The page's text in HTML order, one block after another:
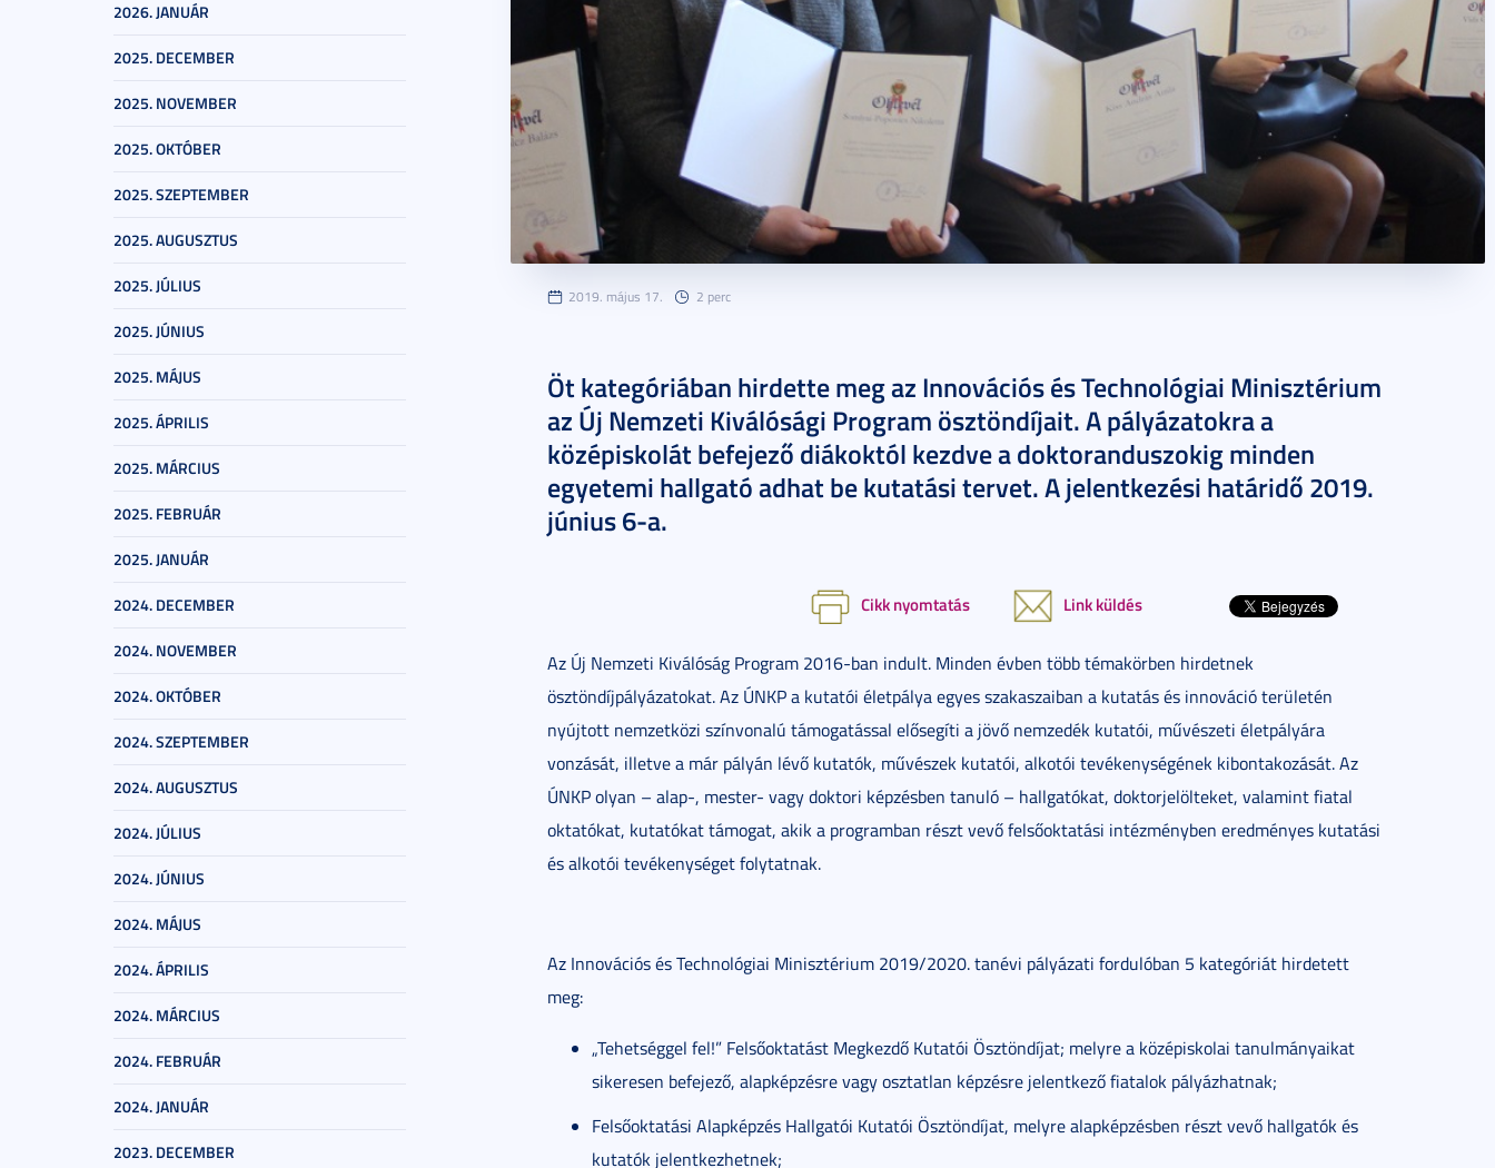
2026. JANUÁR
2025. DECEMBER
2025. NOVEMBER
2025. OKTÓBER
2025. SZEPTEMBER
2025. AUGUSZTUS
2025. JÚLIUS
2025. JÚNIUS
2025. MÁJUS
2025. ÁPRILIS
2025. MÁRCIUS
2025. FEBRUÁR
2025. JANUÁR
2024. DECEMBER
2024. NOVEMBER
2024. OKTÓBER
2024. SZEPTEMBER
2024. AUGUSZTUS
2024. JÚLIUS
2024. JÚNIUS
2024. MÁJUS
2024. ÁPRILIS
2024. MÁRCIUS
2024. FEBRUÁR
2024. JANUÁR
2023. DECEMBER
2019. május 17. 2 perc
Öt kategóriában hirdette meg az Innovációs és Technológiai Minisztérium
az Új Nemzeti Kiválósági Program ösztöndíjait. A pályázatokra a
középiskolát befejező diákoktól kezdve a doktoranduszokig minden
egyetemi hallgató adhat be kutatási tervet. A jelentkezési határidő 2019.
június 6-a.
Cikk nyomtatás Link küldés
Az Új Nemzeti Kiválóság Program 2016-ban indult. Minden évben több témakörben hirdetnek
ösztöndíjpályázatokat. Az ÚNKP a kutatói életpálya egyes szakaszaiban a kutatás és innováció területén
nyújtott nemzetközi színvonalú támogatással elősegíti a jövő nemzedék kutatói, művészeti életpályára
vonzását, illetve a már pályán lévő kutatók, művészek kutatói, alkotói tevékenységének kibontakozását. Az
ÚNKP olyan – alap-, mester- vagy doktori képzésben tanuló – hallgatókat, doktorjelölteket, valamint fiatal
oktatókat, kutatókat támogat, akik a programban részt vevő felsőoktatási intézményben eredményes kutatási
és alkotói tevékenységet folytatnak.
Az Innovációs és Technológiai Minisztérium 2019/2020. tanévi pályázati fordulóban 5 kategóriát hirdetett
meg:
„Tehetséggel fel!” Felsőoktatást Megkezdő Kutatói Ösztöndíjat; melyre a középiskolai tanulmányaikat
sikeresen befejező, alapképzésre vagy osztatlan képzésre jelentkező fiatalok pályázhatnak;
Felsőoktatási Alapképzés Hallgatói Kutatói Ösztöndíjat, melyre alapképzésben részt vevő hallgatók és
kutatók jelentkezhetnek;